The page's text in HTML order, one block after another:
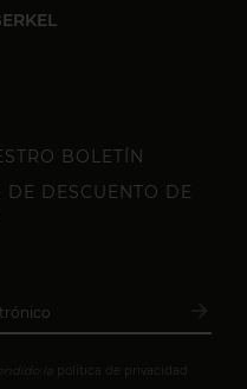
BOLETÍN
DESCUENTO DE
la política de privacidad